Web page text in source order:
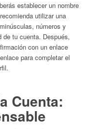
establecer un nombre
utilizar una
números y
de tu cuenta. Después,
con un enlace
para completar el
Cuenta: